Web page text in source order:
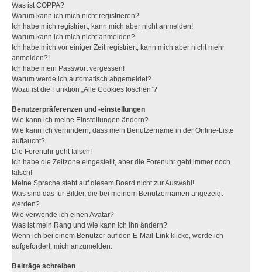
Was ist COPPA?
Warum kann ich mich nicht registrieren?
Ich habe mich registriert, kann mich aber nicht anmelden!
Warum kann ich mich nicht anmelden?
Ich habe mich vor einiger Zeit registriert, kann mich aber nicht mehr
anmelden?!
Ich habe mein Passwort vergessen!
Warum werde ich automatisch abgemeldet?
Wozu ist die Funktion „Alle Cookies löschen“?
Benutzerpräferenzen und -einstellungen
Wie kann ich meine Einstellungen ändern?
Wie kann ich verhindern, dass mein Benutzername in der Online-Liste
auftaucht?
Die Forenuhr geht falsch!
Ich habe die Zeitzone eingestellt, aber die Forenuhr geht immer noch
falsch!
Meine Sprache steht auf diesem Board nicht zur Auswahl!
Was sind das für Bilder, die bei meinem Benutzernamen angezeigt
werden?
Wie verwende ich einen Avatar?
Was ist mein Rang und wie kann ich ihn ändern?
Wenn ich bei einem Benutzer auf den E-Mail-Link klicke, werde ich
aufgefordert, mich anzumelden.
Beiträge schreiben